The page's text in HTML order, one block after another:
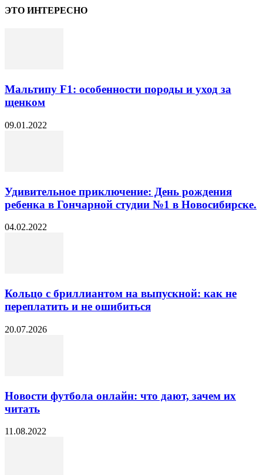
ЭТО ИНТЕРЕСНО
Мальтипу F1: особенности породы и уход за
щенком
09.01.2022
Удивительное приключение: День рождения
ребенка в Гончарной студии №1 в Новосибирске.
04.02.2022
Кольцо с бриллиантом на выпускной: как не
переплатить и не ошибиться
20.07.2026
Новости футбола онлайн: что дают, зачем их
читать
11.08.2022